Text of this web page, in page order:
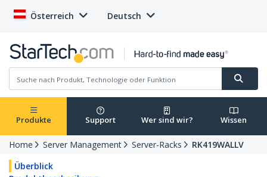
Österreich Deutsch
Produkte Support Wer sind wir? Wissen
Home Server Management Server-Racks
RK419WALLV
Überblick